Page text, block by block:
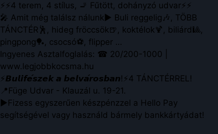
⚡⚡4 terem, 4 stílus, 🚬 Fűtött, dohányzó udvar⚡⚡
🎤 Amit még találsz nálunk▶ Buli reggelig🎶, TÖBB
TÁNCTÉR🕺, hideg fröccsök🍺, koktélok🍹, biliárd🎱,
pingpong🏓, csocsó⚽️, flipper …
Ingyenes Asztalfoglalás: ☎ 20/200-1000 |
www.legjobbkocsma.hu
⚡️𝘽𝙪𝙡𝙞𝙛𝙚́𝙨𝙯𝙚𝙠 𝙖 𝙗𝙚𝙡𝙫𝙖́𝙧𝙤𝙨𝙗𝙖𝙣!⚡️4 TÁNCTÉRREL!
📍Füge Udvar - Klauzál u. 19-21.
▶Fizess egyszerűen készpénzzel a Hello Pay
segítségével vagy használd bármely bankkártyádat!